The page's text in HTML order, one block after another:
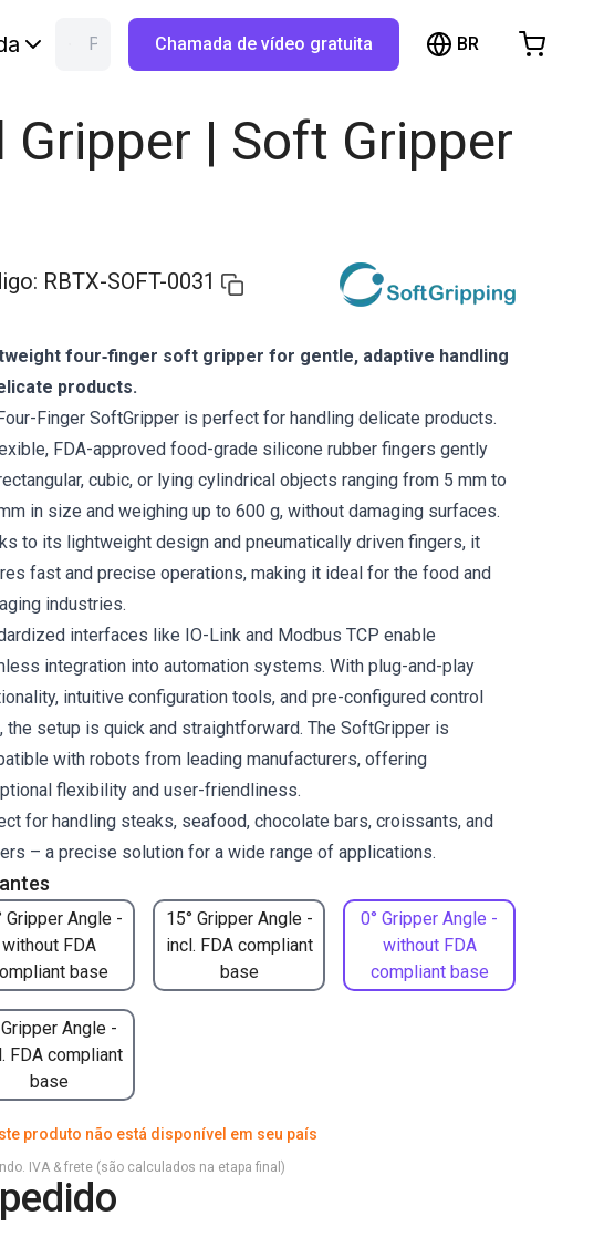
Chamada de vídeo gratuita BR
| Soft Gripper
: RBTX-SOFT-0031
Gripper Angle -
without FDA
base
15° Gripper Angle -
incl. FDA compliant
base
0° Gripper Angle -
without FDA
compliant base
Angle -
FDA compliant
base
four‑finger soft gripper for gentle, adaptive handling
products.
Finger SoftGripper is perfect for handling delicate products.
FDA-approved food-grade silicone rubber fingers gently
cubic, or lying cylindrical objects ranging from 5 mm to
in size and weighing up to 600 g, without damaging surfaces.
to its lightweight design and pneumatically driven fingers, it
fast and precise operations, making it ideal for the food and
industries.
interfaces like IO-Link and Modbus TCP enable
integration into automation systems. With plug-and-play
intuitive configuration tools, and pre-configured control
the setup is quick and straightforward. The SoftGripper is
with robots from leading manufacturers, offering
flexibility and user-friendliness.
for handling steaks, seafood, chocolate bars, croissants, and
– a precise solution for a wide range of applications.
produto não está disponível em seu país
IVA & frete (são calculados na etapa final)
Carrinho de compras
Navegue pela loja